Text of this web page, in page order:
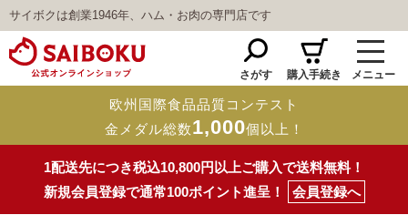
サイボクは創業1946年、ハム・お肉の専門店です
さがす 購入手続き メニュー
欧州国際食品品質コンテスト
金メダル総数1,000個以上！
1配送先につき税込10,800円以上ご購入で送料無料！
新規会員登録で通常100ポイント進呈！
会員登録へ